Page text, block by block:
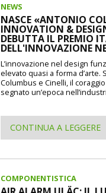
NEWS
NASCE «ANTONIO
INNOVATION &
DEBUTTA IL PREMIO
DELL'INNOVAZIONE
L’innovazione nel design
elevato quasi a forma d’arte.
Columbus e Cinelli, il
segnato un’epoca
CONTINUA A LEGGERE
COMPONENTISTICA